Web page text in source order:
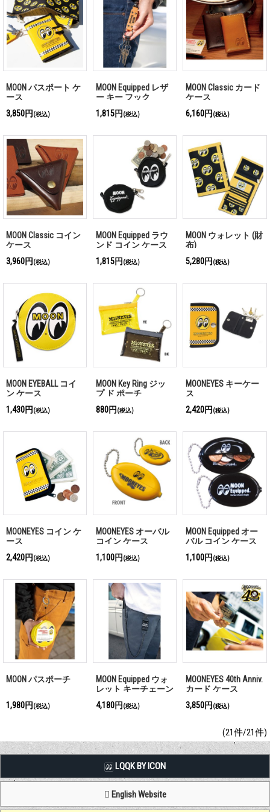
MOON パスポート ケ
ース
3,850円 (税込)
MOON Equipped レザ
ー キー フック
1,815円 (税込)
MOON Classic カード
ケース
6,160円 (税込)
MOON Classic コイン
ケース
3,960円 (税込)
MOON Equipped ラウ
ンド コイン ケース
1,815円 (税込)
MOON ウォレット (財
布)
5,280円 (税込)
MOON EYEBALL コイ
ン ケース
1,430円(税込)
MOON Key Ring ジッ
プ ド ポーチ
880円(税込)
MOONEYES キーケー
ス
2,420円(税込)
MOONEYES コイン ケ
ース
2,420円 (税込)
MOONEYES オーバル
コイン ケース
1,100円 (税込)
MOON Equipped オー
バル コイン ケース
1,100円 (税込)
MOON パスポーチ
1,980円 (税込)
MOON Equipped ウォ
レット キーチェーン
4,180円 (税込)
MOONEYES 40th Anniv.
カード ケース
3,850円 (税込)
(21件/21件)
LQQK BY ICON
English Website